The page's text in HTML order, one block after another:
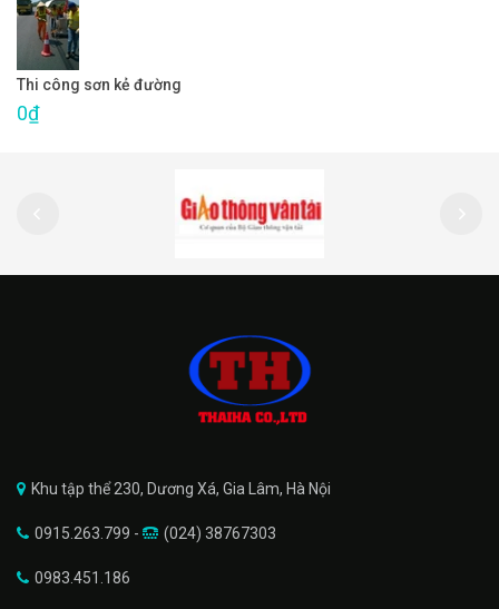
Thi công sơn kẻ đường
0₫
Khu tập thể 230, Dương Xá, Gia Lâm, Hà Nội
0915.263.799 - (024) 38767303
0983.451.186